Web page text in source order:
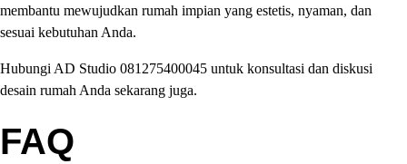
membantu mewujudkan rumah impian yang estetis, nyaman, dan
sesuai kebutuhan Anda.
Hubungi AD Studio 081275400045 untuk konsultasi dan diskusi
desain rumah Anda sekarang juga.
FAQ